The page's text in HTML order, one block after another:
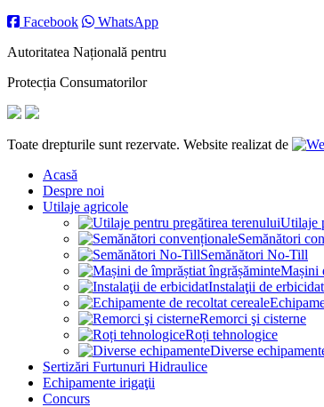
Facebook
WhatsApp
Autoritatea Națională pentru
Protecția Consumatorilor
Toate drepturile sunt rezervate. Website realizat de
Acasă
Despre noi
Utilaje agricole
Utilaje
Semănători
Semănători No-Till
Mașini
Instalaţii de erbicidat
Remorci şi cisterne
Roți tehnologice
Diverse
Sertizări Furtunuri Hidraulice
Echipamente irigaţii
Concurs